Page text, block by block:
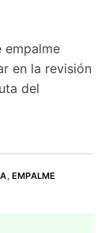
empalme
en la revisión
del
, EMPALME